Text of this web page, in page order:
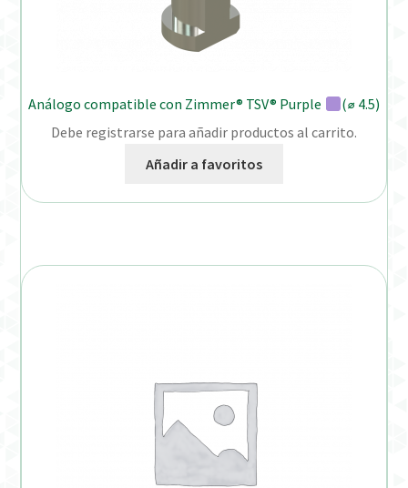
Análogo compatible con Zimmer® TSV® Purple
(⌀ 4.5)
Debe registrarse para añadir productos al carrito.
Añadir a favoritos